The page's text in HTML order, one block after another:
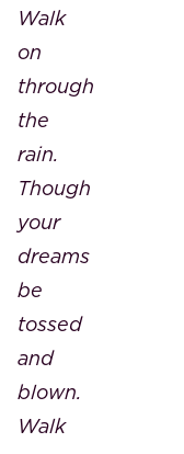
Walk
on
through
the
rain.
Though
your
dreams
be
tossed
and
blown.
Walk